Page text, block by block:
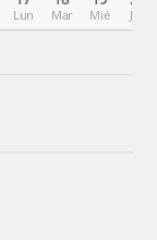
Lun Mar Mié Jue